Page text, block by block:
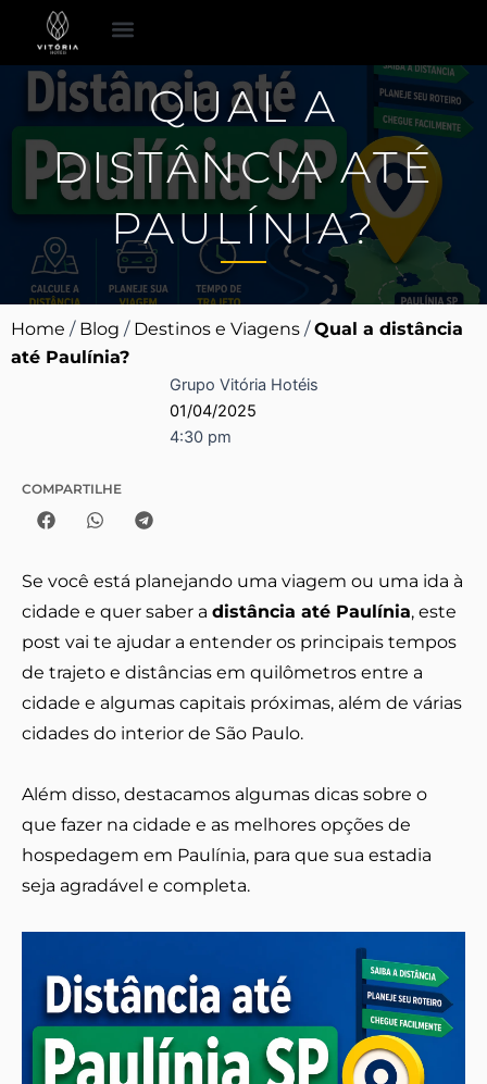
o
conteúdo
QUAL A
DISTÂNCIA ATÉ
PAULÍNIA?
Home / Blog / Destinos e Viagens /Qual a distância
até Paulínia?
Grupo Vitória Hotéis
01/04/2025
4:30 pm
COMPARTILHE
Se você está planejando uma viagem ou uma ida à
cidade e quer saber a distância até Paulínia, este
post vai te ajudar a entender os principais tempos
de trajeto e distâncias em quilômetros entre a
cidade e algumas capitais próximas, além de várias
cidades do interior de São Paulo.
Além disso, destacamos algumas dicas sobre o
que fazer na cidade e as melhores opções de
hospedagem em Paulínia, para que sua estadia
seja agradável e completa.